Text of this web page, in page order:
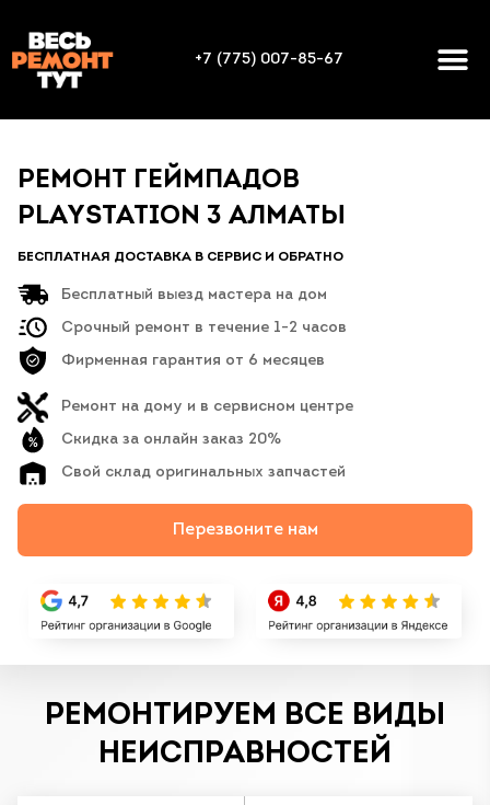
+7 (775) 007-85-67
РЕМОНТ ГЕЙМПАДОВ
PLAYSTATION 3 АЛМАТЫ
БЕСПЛАТНАЯ ДОСТАВКА В СЕРВИС И ОБРАТНО
Бесплатный выезд мастера на дом
Срочный ремонт в течение 1-2 часов
Фирменная гарантия от 6 месяцев
Ремонт на дому и в сервисном центре
Скидка за онлайн заказ 20%
Свой склад оригинальных запчастей
Перезвоните нам
РЕМОНТИРУЕМ ВСЕ ВИДЫ
НЕИСПРАВНОСТЕЙ